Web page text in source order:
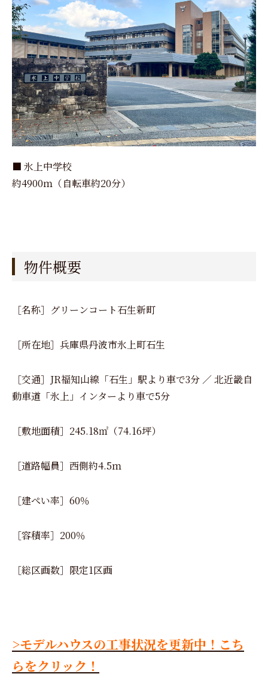
■ 氷上中学校
約4900ｍ（自転車約20分）
物件概要
［名称］グリーンコート石生新町
［所在地］兵庫県丹波市氷上町石生
［交通］JR福知山線「石生」駅より車で3分 ／ 北近畿自
動車道「氷上」インターより車で5分
［敷地面積］245.18㎡（74.16坪）
［道路幅員］西側約4.5ｍ
［建ぺい率］60％
［容積率］200％
［総区画数］限定1区画
>モデルハウスの工事状況を更新中！こち
らをクリック！